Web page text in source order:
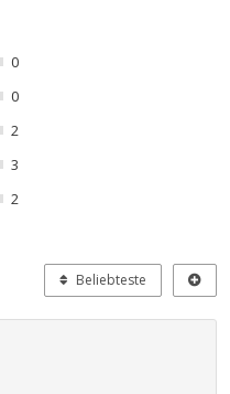
0
0
2
3
2
Beliebteste